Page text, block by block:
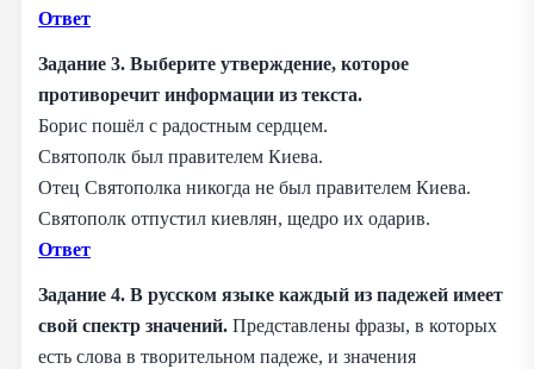
Ответ
Задание 3. Выберите утверждение, которое
противоречит информации из текста.
Борис пошёл с радостным сердцем.
Святополк был правителем Киева.
Отец Святополка никогда не был правителем Киева.
Святополк отпустил киевлян, щедро их одарив.
Ответ
Задание 4. В русском языке каждый из падежей имеет
свой спектр значений. Представлены фразы, в которых
есть слова в творительном падеже, и значения